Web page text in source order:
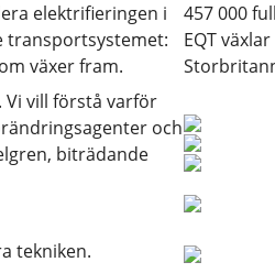
elektrifieringen i
transportsystemet:
växer fram.
vill förstå varför
och
biträdande
tekniken.
457 000
EQT